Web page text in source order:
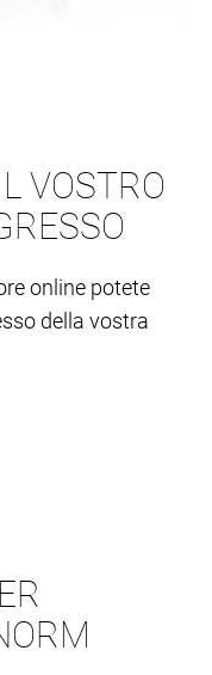
VOSTRO
online potete
della vostra